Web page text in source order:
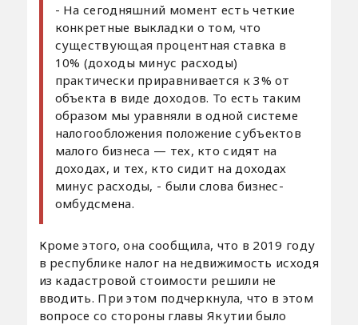
- На сегодняшний момент есть четкие
конкретные выкладки о том, что
существующая процентная ставка в
10% (доходы минус расходы)
практически приравнивается к 3% от
объекта в виде доходов. То есть таким
образом мы уравняли в одной системе
налогообложения положение субъектов
малого бизнеса — тех, кто сидят на
доходах, и тех, кто сидит на доходах
минус расходы, - были слова бизнес-
омбудсмена.
Кроме этого, она сообщила, что в 2019 году
в республике налог на недвижимость исходя
из кадастровой стоимости решили не
вводить. При этом подчеркнула, что в этом
вопросе со стороны главы Якутии было